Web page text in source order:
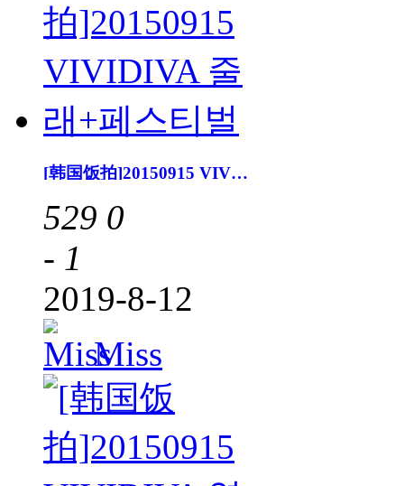
[韩国饭拍]20150915 VIVIDIVA 줄래+페스티벌
529 0
- 1
2019-8-12
Miss